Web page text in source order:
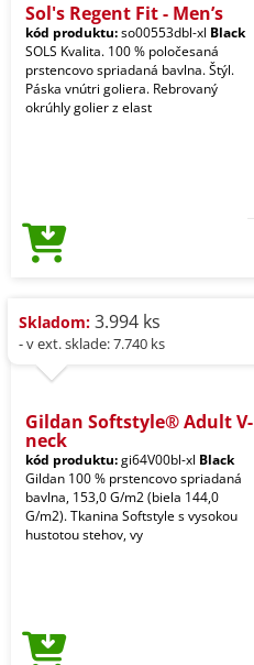
Sol's Regent Fit - Men’s
kód produktu:so00553dbl-xl Black
SOLS Kvalita. 100 % poločesaná
prstencovo spriadaná bavlna. Štýl.
Páska vnútri goliera. Rebrovaný
okrúhly golier z elast
Skladom: 3.994 ks
- v ext. sklade: 7.740 ks
Gildan Softstyle® Adult V-
neck
kód produktu:gi64V00bl-xl Black
Gildan 100 % prstencovo spriadaná
bavlna, 153,0 G/m2 (biela 144,0
G/m2). Tkanina Softstyle s vysokou
hustotou stehov, vy